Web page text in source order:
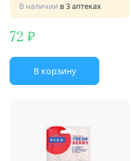
В наличии в 3 аптеках
72
В корзину